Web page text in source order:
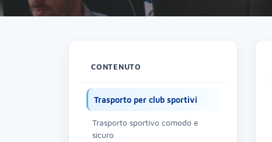
CONTENUTO
Trasporto per club sportivi
Trasporto sportivo comodo e
sicuro